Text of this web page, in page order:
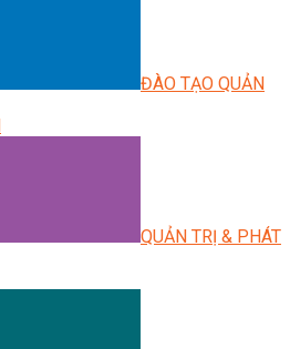
ĐÀO TẠO QUẢN
QUẢN TRỊ & PHÁT